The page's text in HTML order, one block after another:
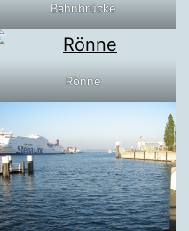
Bahnbrücke
Rönne